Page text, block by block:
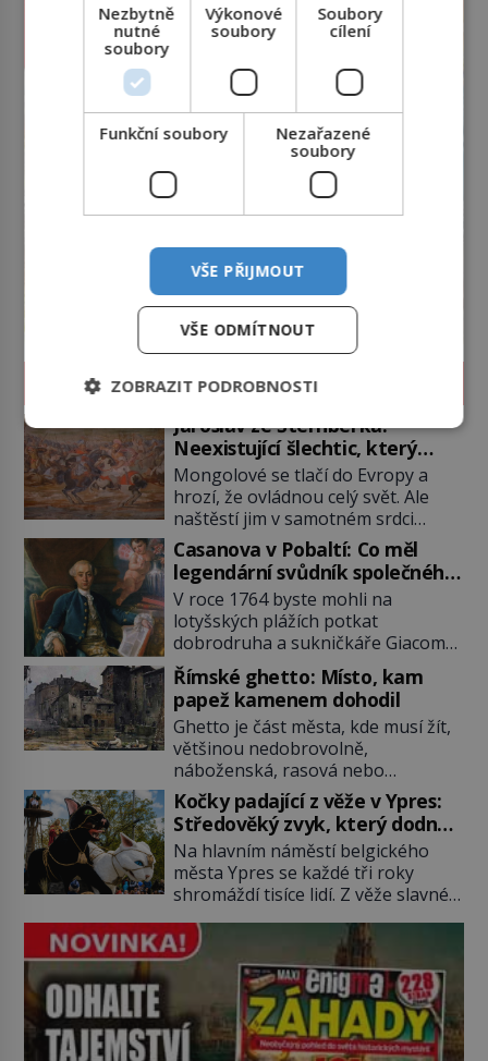
HISTORIE
Jaroslav ze Šternberka:
Neexistující šlechtic, který
z Moravy vyžene Mongoly
Mongolové se tlačí do Evropy a
hrozí, že ovládnou celý svět. Ale
naštěstí jim v samotném srdci
Evropy stojí v cestě malé, ale silné
království, které dokáže
dobyvatelské hordy zastavit. Co
nedokáže žádná z asijských říší, co
nedokážou Němci – to dokáže
český král. Nebo že by ne?
Mongolové od roku 1223 postupují
podél Kaspického a Azovského
moře, […]
Casanova v Pobaltí: Co měl
legendární svůdník společného
se svobodnými zednáři?
V roce 1764 byste mohli na
lotyšských plážích potkat
dobrodruha a sukničkáře Giacoma
Casanovu. Jeho cesta k Baltskému
moři však nebyla turistickým
výletem, ale ryze pracovní cestou
se zištnými úmysly. Jaký cíl
Casanova sledoval, když se
například procházel uličkami
lotyšské Rigy? Casanova v Pobaltí
kontaktoval tamní zednářské lóže.
Nebyl v této oblasti žádným
nováčkem, protože do zednářské
[…]
Římské ghetto: Místo, kam
papež kamenem dohodil
Ghetto je část města, kde musí žít,
většinou nedobrovolně,
náboženská, rasová nebo
národnostní menšina obyvatel.
Bohaté historické zkušenosti mají s
takovým životem Židé. Už od
středověku jsou totiž v každou
chvíli nuceni v nějakém žít. Mezi ty
nejslavnější patří i římské ghetto
založené v roce 1555. Pokud jde o
vztah k Židům, nemá se Řím čím
chlubit. […]
Kočky padající z věže v Ypres:
Středověký zvyk, který dodnes
budí rozpaky
Na hlavním náměstí belgického
města Ypres se každé tři roky
shromáždí tisíce lidí. Z věže slavné
jásají a snaží se je chytit. Naštěstí
už nejde o živá zvířata, ale jenom o
plyšové suvenýry. Kdysi to ale bylo
jinak. Tato veselá podívaná
připomíná jeden z nejpodivnějších
a zároveň nejkrutějších zvyků […]
Nezbytně
nutné
soubory
Výkonové
soubory
Soubory
cílení
Funkční soubory
Nezařazené
soubory
VŠE PŘIJMOUT
VŠE ODMÍTNOUT
ZOBRAZIT PODROBNOSTI